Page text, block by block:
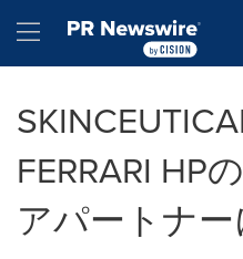
Hamburger menu
FERRARI HP
アパートナ